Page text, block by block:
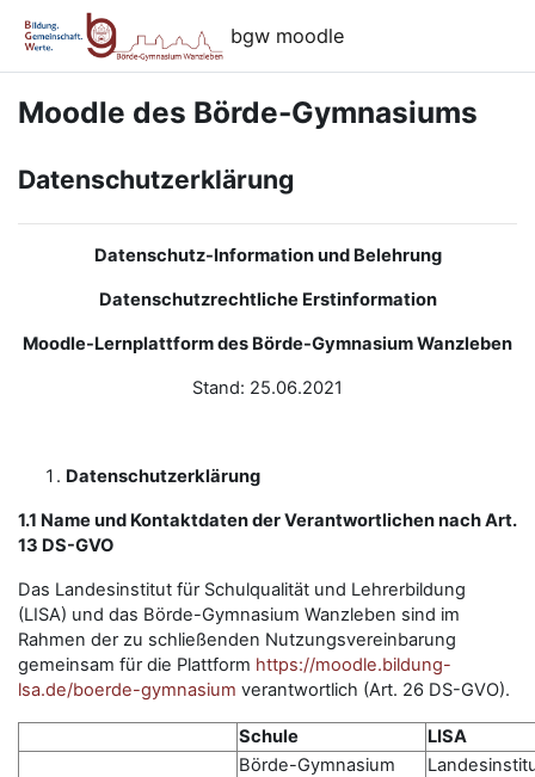
Zum Hauptinhalt
bgw moodle
Moodle des Börde-Gymnasiums
Datenschutzerklärung
Datenschutz-Information und Belehrung
Datenschutzrechtliche Erstinformation
Moodle-Lernplattform des Börde-Gymnasium Wanzleben
Stand: 25.06.2021
Datenschutzerklärung
1.1 Name und Kontaktdaten der Verantwortlichen nach Art.
13 DS-GVO
Das Landesinstitut für Schulqualität und Lehrerbildung
(LISA) und das Börde-Gymnasium Wanzleben sind im
Rahmen der zu schließenden Nutzungsvereinbarung
gemeinsam für die Plattform https://moodle.bildung-
lsa.de/boerde-gymnasium verantwortlich (Art. 26 DS-GVO).
Schule LISA
Börde-Gymnasium